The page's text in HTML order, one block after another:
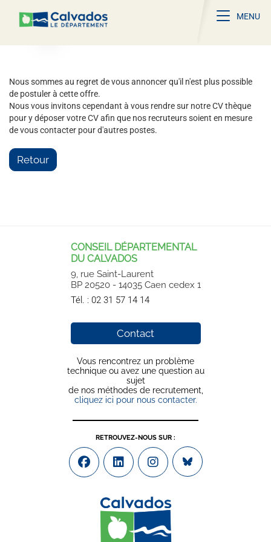
Toggle
MENU
Nous sommes au regret de vous annoncer qu'il n'est plus possible
de postuler à cette offre.
Nous vous invitons cependant à vous rendre sur notre CV thèque
pour y déposer votre CV afin que nos recruteurs soient en mesure
de vous contacter pour d'autres postes.
Retour
CONSEIL DÉPARTEMENTAL
DU CALVADOS
9, rue Saint-Laurent
BP 20520 - 14035 Caen cedex 1
Tél. : 02 31 57 14 14
Contact
Vous rencontrez un problème
technique ou avez une question au
sujet
de nos méthodes de recrutement,
cliquez ici pour nous contacter.
RETROUVEZ-NOUS SUR :